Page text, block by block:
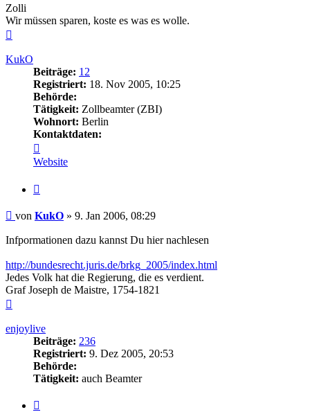
Zolli
Wir müssen sparen, koste es was es wolle.
KukO
Beiträge: 12
Registriert: 18. Nov 2005, 10:25
Behörde:
Tätigkeit: Zollbeamter (ZBI)
Wohnort: Berlin
Kontaktdaten:
von
KukO
Website
Beitrag
von KukO » 9. Jan 2006, 08:29
Infpormationen dazu kannst Du hier nachlesen
http://bundesrecht.juris.de/brkg_2005/index.html
Jedes Volk hat die Regierung, die es verdient.
Graf Joseph de Maistre, 1754-1821
enjoylive
Beiträge: 236
Registriert: 9. Dez 2005, 20:53
Behörde:
Tätigkeit: auch Beamter